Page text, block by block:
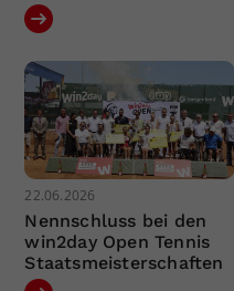
22.06.2026
Nennschluss bei den
win2day Open Tennis
Staatsmeisterschaften